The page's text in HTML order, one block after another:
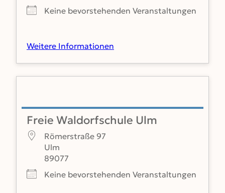
Keine bevorstehenden Veranstaltungen
Weitere Informationen
Freie Waldorfschule Ulm
Römerstraße 97
Ulm
89077
Keine bevorstehenden Veranstaltungen